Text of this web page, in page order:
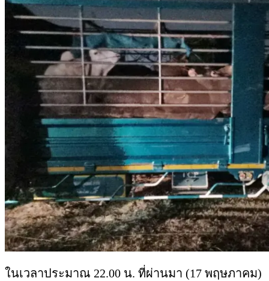
ในเวลาประมาณ 22.00 น. ที่ผ่านมา (17 พฤษภาคม)